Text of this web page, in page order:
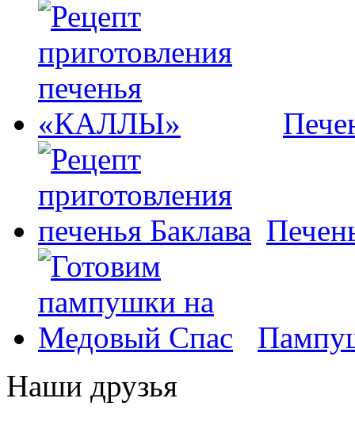
Наши друзья